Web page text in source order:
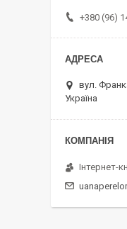
+380 (96)
вул.
Україна
Інтернет-